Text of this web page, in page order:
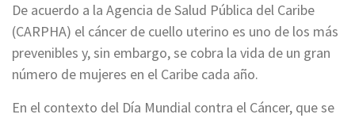
De acuerdo a la Agencia de Salud Pública del Caribe
(CARPHA) el cáncer de cuello uterino es uno de los más
prevenibles y, sin embargo, se cobra la vida de un gran
número de mujeres en el Caribe cada año.
En el contexto del Día Mundial contra el Cáncer, que se